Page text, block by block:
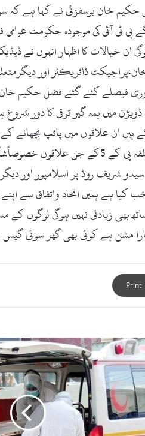
خان یوسفزئی نے کہا ہے کہ
پی ٹی آئی کی موجودہ حکومت عوامی
ان خیالات کا اظہار انہوں
ڈائریکٹر اور
کئے گئے فضل حکیم خان
میں ہمہ گیر ترقی کا دور
علاقوں میں پائپ بچھانے کے
جگہیں لیک ہیں یا خراب ہے اس کی بھی مرمت کی جائے تاکہ عوام کو
روڈ پر اسلامپور اور دیگر
ہے ہمیں اتحاد واتفاق سے
زیادتی نہیں ہوگی لوگوں کے
Print